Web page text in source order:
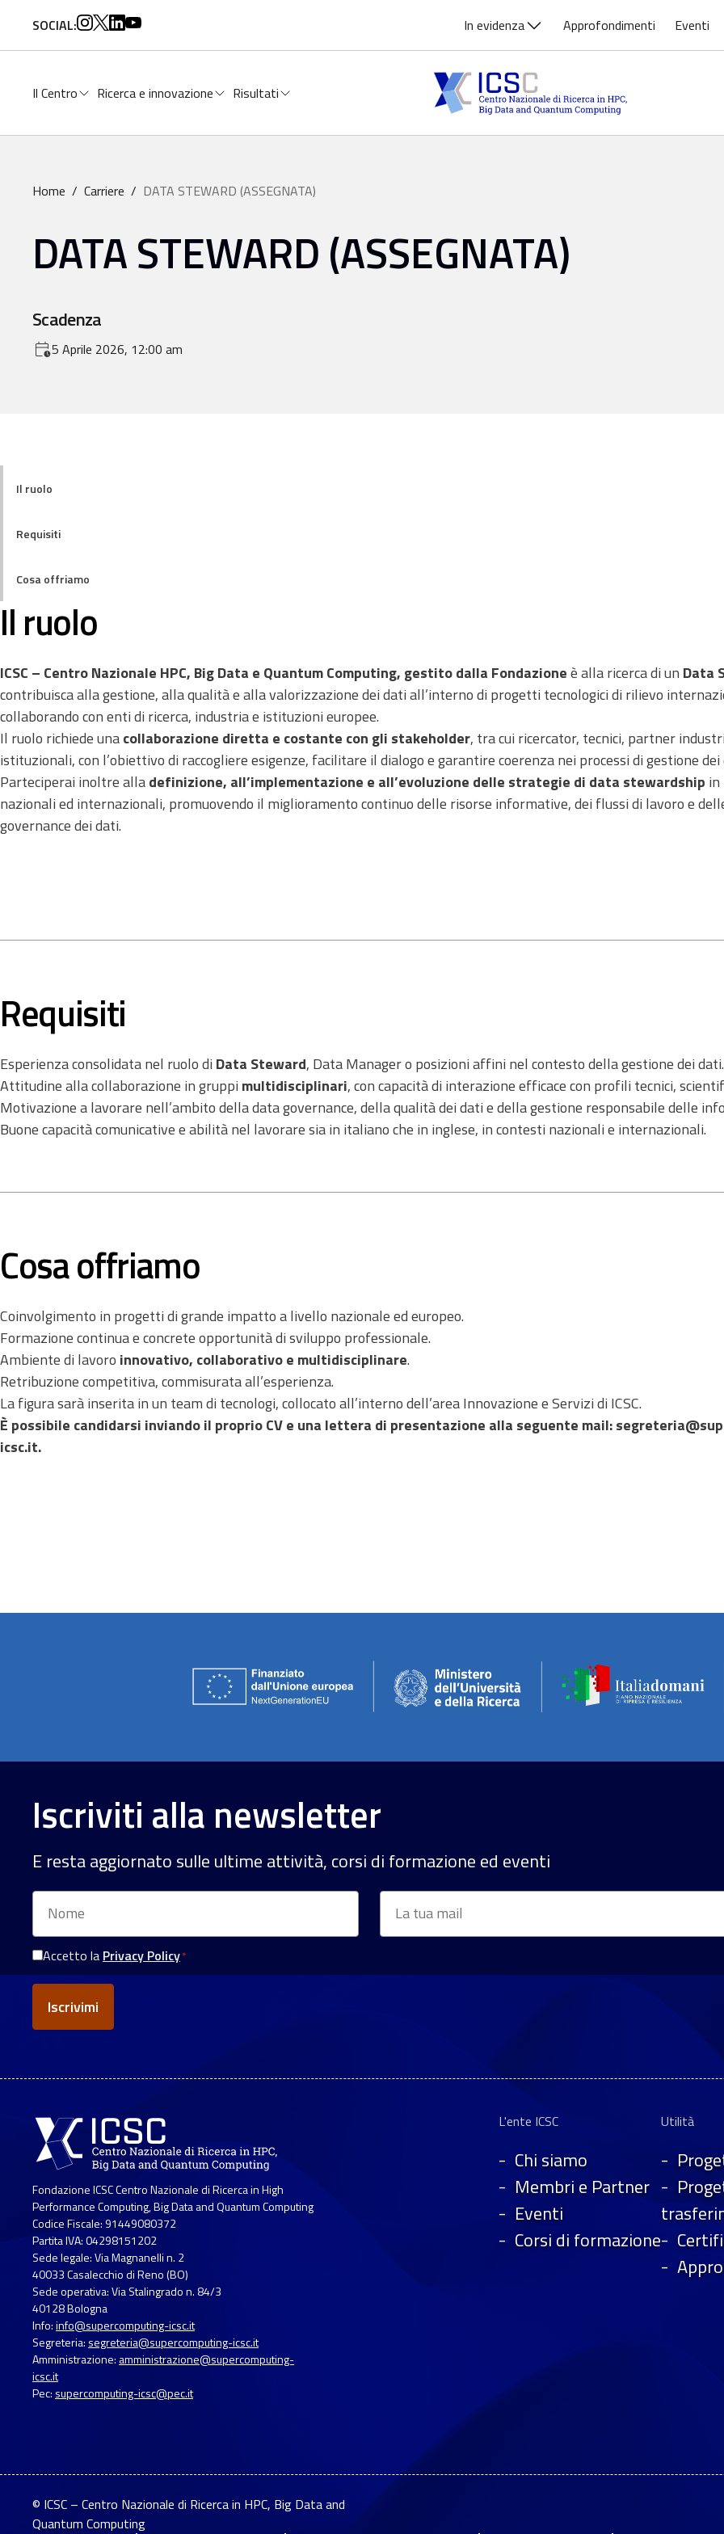
SOCIAL: In evidenza Approfondimenti Eventi
Il Centro Ricerca e innovazione Risultati
Home / Carriere / DATA STEWARD (ASSEGNATA)
DATA STEWARD (ASSEGNATA)
Scadenza
5 Aprile 2026, 12:00 am
Il ruolo
Requisiti
Cosa offriamo
Il ruolo
ICSC – Centro Nazionale HPC, Big Data e Quantum Computing, gestito dalla Fondazioneè alla ricerca di un Data
contribuisca alla gestione, alla qualità e alla valorizzazione dei dati all’interno di progetti tecnologici di rilievo
collaborando con enti di ricerca, industria e istituzioni europee.
Il ruolo richiede unacollaborazione diretta e costante con gli stakeholder, tra cui ricercator, tecnici, partner
istituzionali, con l’obiettivo di raccogliere esigenze, facilitare il dialogo e garantire coerenza nei processi di gestione dei
Parteciperai inoltre alladefinizione, all’implementazione e all’evoluzione delle strategie di data stewardship
nazionali ed internazionali, promuovendo il miglioramento continuo delle risorse informative, dei flussi di lavoro e
governance dei dati.
Requisiti
Esperienza consolidata nel ruolo di Data Steward, Data Manager o posizioni affini nel contesto della gestione dei dati.
Attitudine alla collaborazione in gruppi multidisciplinari, con capacità di interazione efficace con profili tecnici,
Motivazione a lavorare nell’ambito della data governance, della qualità dei dati e della gestione responsabile delle
Buone capacità comunicative e abilità nel lavorare sia in italiano che in inglese, in contesti nazionali e internazionali.
Cosa offriamo
Coinvolgimento in progetti di grande impatto a livello nazionale ed europeo.
Formazione continua e concrete opportunità di sviluppo professionale.
Ambiente di lavoro innovativo, collaborativo e multidisciplinare.
Retribuzione competitiva, commisurata all’esperienza.
La figura sarà inserita in un team di tecnologi, collocato all’interno dell’area Innovazione e Servizi di ICSC.
È possibile candidarsi inviando il proprio CV e una lettera di presentazione alla seguente mail:
icsc.it.
Iscriviti alla newsletter
E resta aggiornato sulle ultime attività, corsi di formazione ed eventi
Nome Email
Consenso
Privacy
Accetto la Privacy Policy*
Fondazione ICSC Centro Nazionale di Ricerca in High
Performance Computing, Big Data and Quantum Computing
Codice Fiscale: 91449080372
Partita IVA: 04298151202
Sede legale: Via Magnanelli n. 2
40033 Casalecchio di Reno (BO)
Sede operativa: Via Stalingrado n. 84/3
40128 Bologna
Info:info@supercomputing-icsc.it
Segreteria: segreteria@supercomputing-icsc.it
Amministrazione: amministrazione@supercomputing-
icsc.it
Pec: supercomputing-icsc@pec.it
L'ente ICSC
Chi siamo
Membri e Partner
Eventi
Corsi di formazione
Utilità
© ICSC – Centro Nazionale di Ricerca in HPC, Big Data and
Quantum Computing